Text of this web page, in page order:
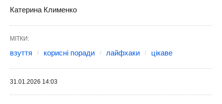
Катерина Клименко
МІТКИ:
взуття корисні поради лайфхаки цікаве
31.01.2026 14:03